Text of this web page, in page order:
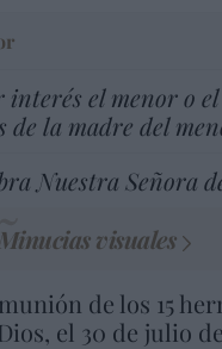
interés el menor o
de la madre del
Nuestra Señora
Minucias visuales
de los 15
el 30 de julio